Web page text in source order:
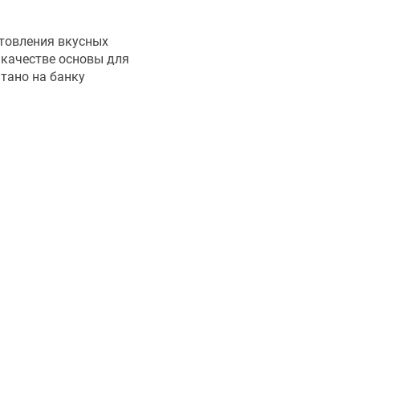
вкусных
основы для
на банку